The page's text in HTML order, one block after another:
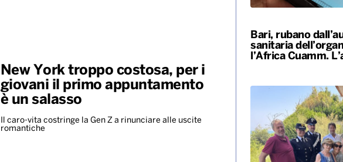
New York troppo costosa, per i
giovani il primo appuntamento
è un salasso
Il caro-vita costringe la Gen Z a rinunciare alle uscite
romantiche
Bari, rubano
sanitaria
l’Africa Cuamm.